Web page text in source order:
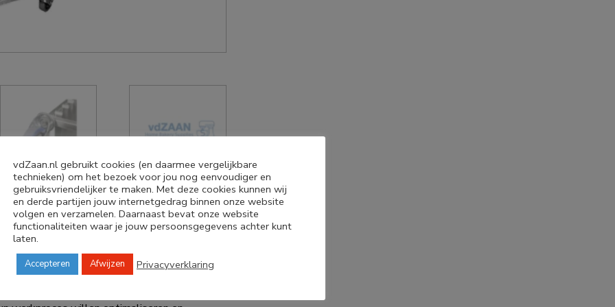
galva vork
platenrek, speciaal ontworpen voor
Dankzij de stevige constructie en
gebruik. Geschikt voor thuisbakkers,
vdZaan.nl gebruikt cookies (en daarmee vergelijkbare
technieken) om het bezoek voor jou nog eenvoudiger en
gebruiksvriendelijker te maken. Met deze cookies kunnen wij
en derde partijen jouw internetgedrag binnen onze website
volgen en verzamelen. Daarnaast bevat onze website
functionaliteiten waar je jouw persoonsgegevens achter kunt
laten.
Accepteren Afwijzen Privacyverklaring